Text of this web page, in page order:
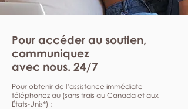
Pour accéder au soutien,
communiquez
avec nous. 24/7
Pour obtenir de l’assistance immédiate
téléphonez au (sans frais au Canada et aux
États-Unis*) :